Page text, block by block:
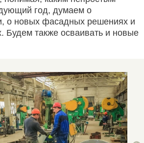
год, думаем о
о новых фасадных решениях и
Будем также осваивать и новые